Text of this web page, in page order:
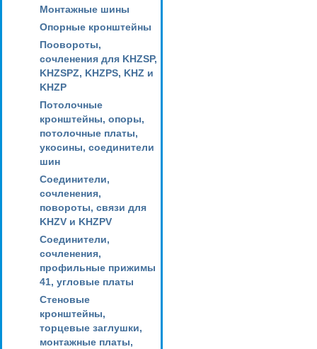
Монтажные шины
Опорные кронштейны
Поовороты,
сочленения для KHZSP,
KHZSPZ, KHZPS, KHZ и
KHZP
Потолочные
кронштейны, опоры,
потолочные платы,
укосины, соединители
шин
Соединители,
сочленения,
повороты, связи для
KHZV и KHZPV
Соединители,
сочленения,
профильные прижимы
41, угловые платы
Стеновые
кронштейны,
торцевые заглушки,
монтажные платы,